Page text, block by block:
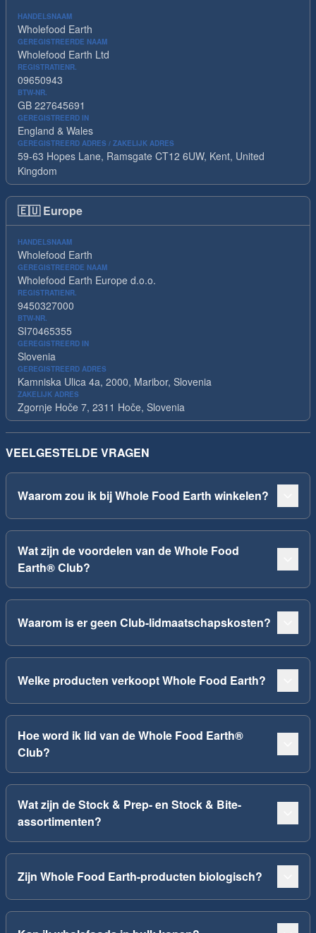
HANDELSNAAM
Wholefood Earth
GEREGISTREERDE NAAM
Wholefood Earth Ltd
REGISTRATIENR.
09650943
BTW-NR.
GB 227645691
GEREGISTREERD IN
England & Wales
GEREGISTREERD ADRES / ZAKELIJK ADRES
59-63 Hopes Lane, Ramsgate CT12 6UW, Kent, United
Kingdom
🇪🇺 Europe
HANDELSNAAM
Wholefood Earth
GEREGISTREERDE NAAM
Wholefood Earth Europe d.o.o.
REGISTRATIENR.
9450327000
BTW-NR.
SI70465355
GEREGISTREERD IN
Slovenia
GEREGISTREERD ADRES
Kamniska Ulica 4a, 2000, Maribor, Slovenia
ZAKELIJK ADRES
Zgornje Hoče 7, 2311 Hoče, Slovenia
VEELGESTELDE VRAGEN
Waarom zou ik bij Whole Food Earth winkelen?
Wat zijn de voordelen van de Whole Food
Earth® Club?
Waarom is er geen Club-lidmaatschapskosten?
Welke producten verkoopt Whole Food Earth?
Hoe word ik lid van de Whole Food Earth®
Club?
Wat zijn de Stock & Prep- en Stock & Bite-
assortimenten?
Zijn Whole Food Earth-producten biologisch?